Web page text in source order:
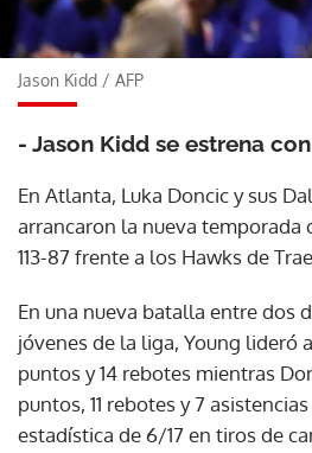
Jason Kidd / AFP
- Jason Kidd se estrena
En Atlanta, Luka Doncic y sus
arrancaron la nueva temporada
113-87 frente a los Hawks de
En una nueva batalla entre dos
jóvenes de la liga, Young lideró
puntos y 14 rebotes mientras
puntos, 11 rebotes y 7
estadística de 6/17 en tiros de